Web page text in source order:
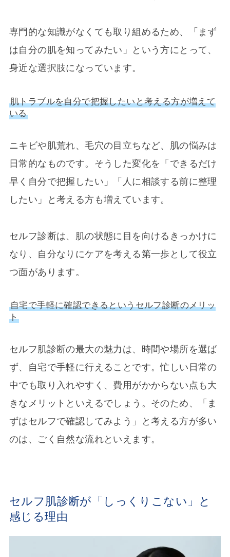
専門的な知識がなくても取り組めるため、「まず
は自分の肌を知ってみたい」という方にとって、
身近な選択肢になっています。
肌トラブルを自分で把握したいと考える方が増えて
いる
ニキビや肌荒れ、毛穴の目立ちなど、肌の悩みは
日常的なものです。そうした変化を「できるだけ
早く自分で把握したい」「人に相談する前に整理
したい」と考える方も増えています。
セルフ診断は、肌の状態に目を向けるきっかけに
なり、自分なりにケアを考える第一歩として役立
つ面があります。
自宅で手軽に確認できるというセルフ診断のメリッ
ト
セルフ肌診断の最大の魅力は、時間や場所を選ば
ず、自宅で手軽に行えることです。忙しい日常の
中でも取り入れやすく、費用がかからない点も大
きなメリットといえるでしょう。そのため、「ま
ずはセルフで確認してみよう」と考える方が多い
のは、ごく自然な流れといえます。
セルフ肌診断が「しっくりこない」と
感じる理由